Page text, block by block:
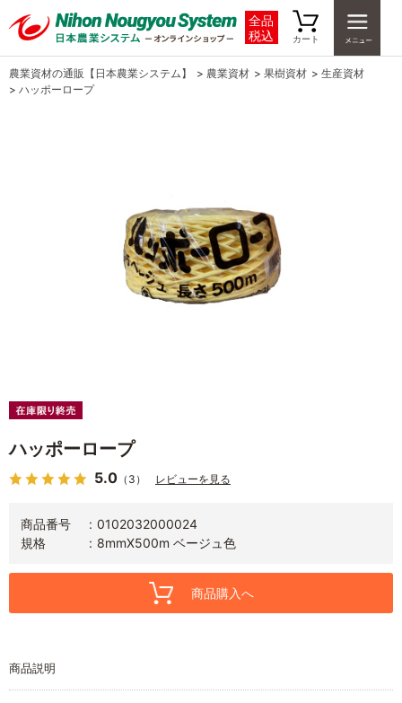
全品
税込
カート
農業資材の通販【日本農業システム】 > 農業資材 > 果樹資材 > 生産資材
> ハッポーロープ
ハッポーロープ
5.0 （3） レビューを見る
商品番号
0102032000024
規格
8mmX500m ベージュ色
商品購入へ
商品説明